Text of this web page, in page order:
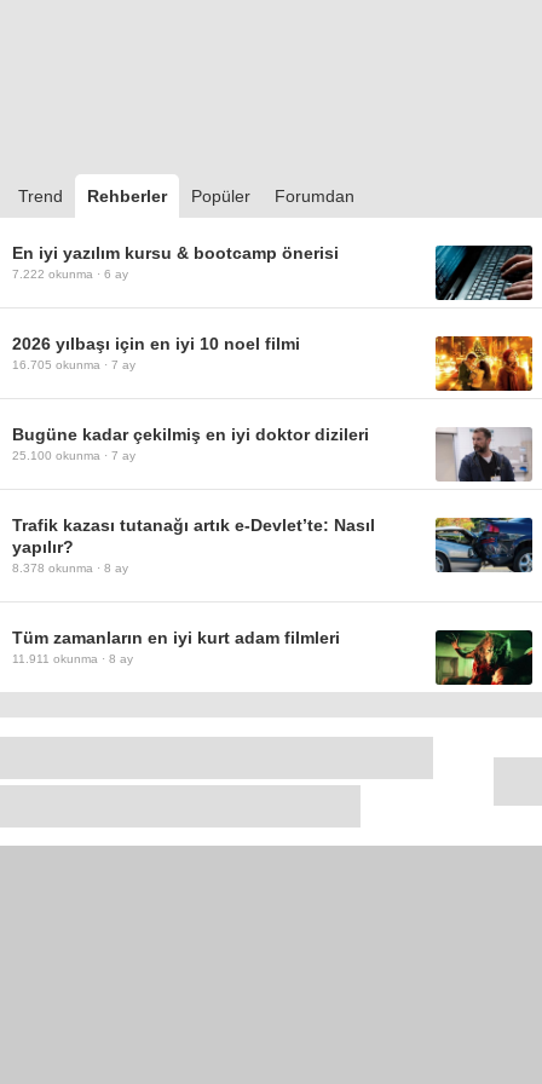
Trend Rehberler Popüler Forumdan
En iyi yazılım kursu & bootcamp önerisi
7.222 okunma · 6 ay
2026 yılbaşı için en iyi 10 noel filmi
16.705 okunma · 7 ay
Bugüne kadar çekilmiş en iyi doktor dizileri
25.100 okunma · 7 ay
Trafik kazası tutanağı artık e-Devlet’te: Nasıl
yapılır?
8.378 okunma · 8 ay
Tüm zamanların en iyi kurt adam filmleri
11.911 okunma · 8 ay